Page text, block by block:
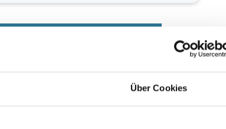
Über Cookies
Einrichtung (SVE) aufgenommen